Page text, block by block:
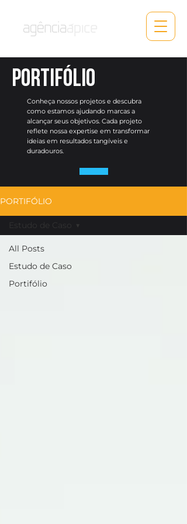
PORTIFÓLIO
Conheça nossos projetos e descubra
como estamos ajudando marcas a
alcançar seus objetivos. Cada projeto
reflete nossa expertise em transformar
ideias em resultados tangíveis e
duradouros.
PORTIFÓLIO
All Posts
Estudo de Caso
Portifólio
Estudo de Caso